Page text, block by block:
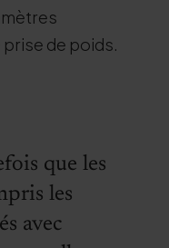
de poids.
que les
les
avec